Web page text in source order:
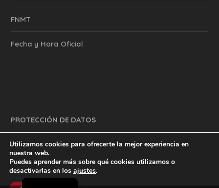
FNMT
Fecha y Hora Oficial
PROTECCIÓN DE DATOS
inventtatte es Marketing Online Sevilla
Utilizamos cookies para ofrecerte la mejor experiencia en
nuestra web.
Puedes aprender más sobre qué cookies utilizamos o
desactivarlas en los ajustes.
English